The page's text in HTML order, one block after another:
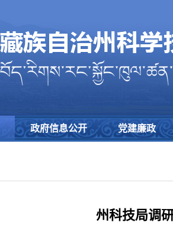
政府信息公开 党建廉政
州科技局调